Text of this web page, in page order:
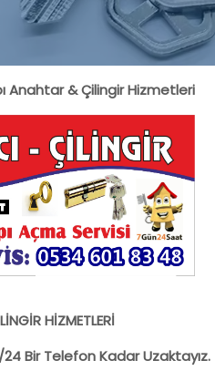
Anahtar & Çilingir Hizmetleri
HİZMETLERİ
24 Bir Telefon Kadar Uzaktayız.